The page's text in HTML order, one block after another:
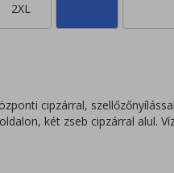
2XL
cipzárral,
két zseb cipzárral alul.